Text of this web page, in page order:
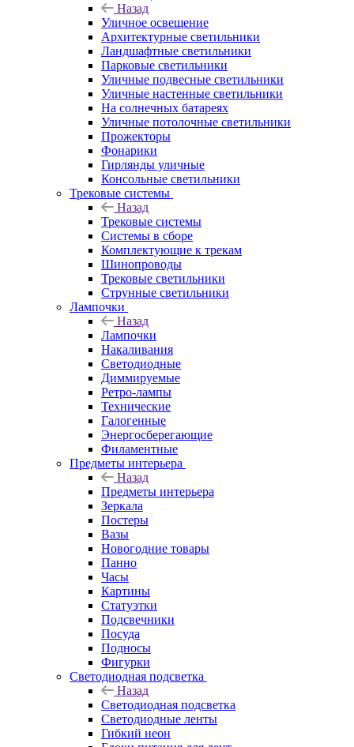
Назад
Уличное освещение
Архитектурные светильники
Ландшафтные светильники
Парковые светильники
Уличные подвесные светильники
Уличные настенные светильники
На солнечных батареях
Уличные потолочные светильники
Прожекторы
Фонарики
Гирлянды уличные
Консольные светильники
Трековые системы
Назад
Трековые системы
Системы в сборе
Комплектующие к трекам
Шинопроводы
Трековые светильники
Струнные светильники
Лампочки
Назад
Лампочки
Накаливания
Светодиодные
Диммируемые
Ретро-лампы
Технические
Галогенные
Энергосберегающие
Филаментные
Предметы интерьера
Назад
Предметы интерьера
Зеркала
Постеры
Вазы
Новогодние товары
Панно
Часы
Картины
Статуэтки
Подсвечники
Посуда
Подносы
Фигурки
Светодиодная подсветка
Назад
Светодиодная подсветка
Светодиодные ленты
Гибкий неон